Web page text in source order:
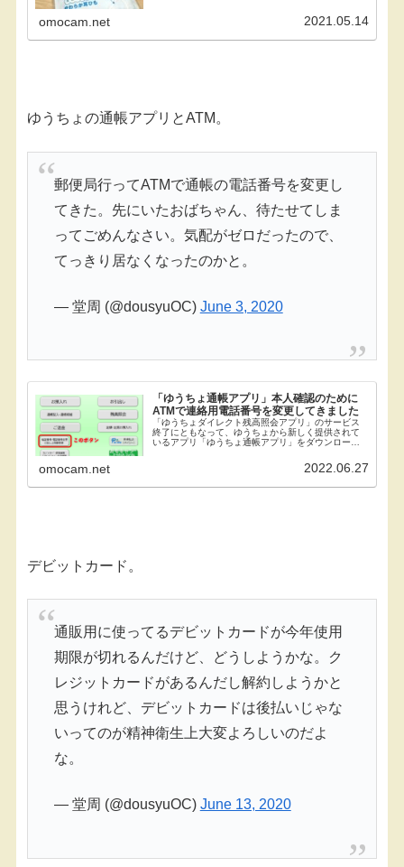
い、ぼくも町内のショッピングセンター内にあ...
omocam.net 2021.05.14
ゆうちょの通帳アプリとATM。
郵便局行ってATMで通帳の電話番号を変更し
てきた。先にいたおばちゃん、待たせてしま
ってごめんなさい。気配がゼロだったので、
てっきり居なくなったのかと。
— 堂周 (@dousyuOC) June 3, 2020
「ゆうちょ通帳アプリ」本人確認のために
ATMで連絡用電話番号を変更してきました
「ゆうちょダイレクト残高照会アプリ」のサービス
終了にともなって、ゆうちょから新しく提供されて
いるアプリ「ゆうちょ通帳アプリ」をダウンロード
とがあったので記録しておきたい。というのも、こ
omocam.net 2022.06.27
デビットカード。
通販用に使ってるデビットカードが今年使用
期限が切れるんだけど、どうしようかな。ク
レジットカードがあるんだし解約しようかと
思うけれど、デビットカードは後払いじゃな
いってのが精神衛生上大変よろしいのだよ
な。
— 堂周 (@dousyuOC) June 13, 2020